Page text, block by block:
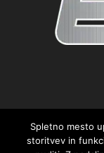
Spletno mesto
storitvev in